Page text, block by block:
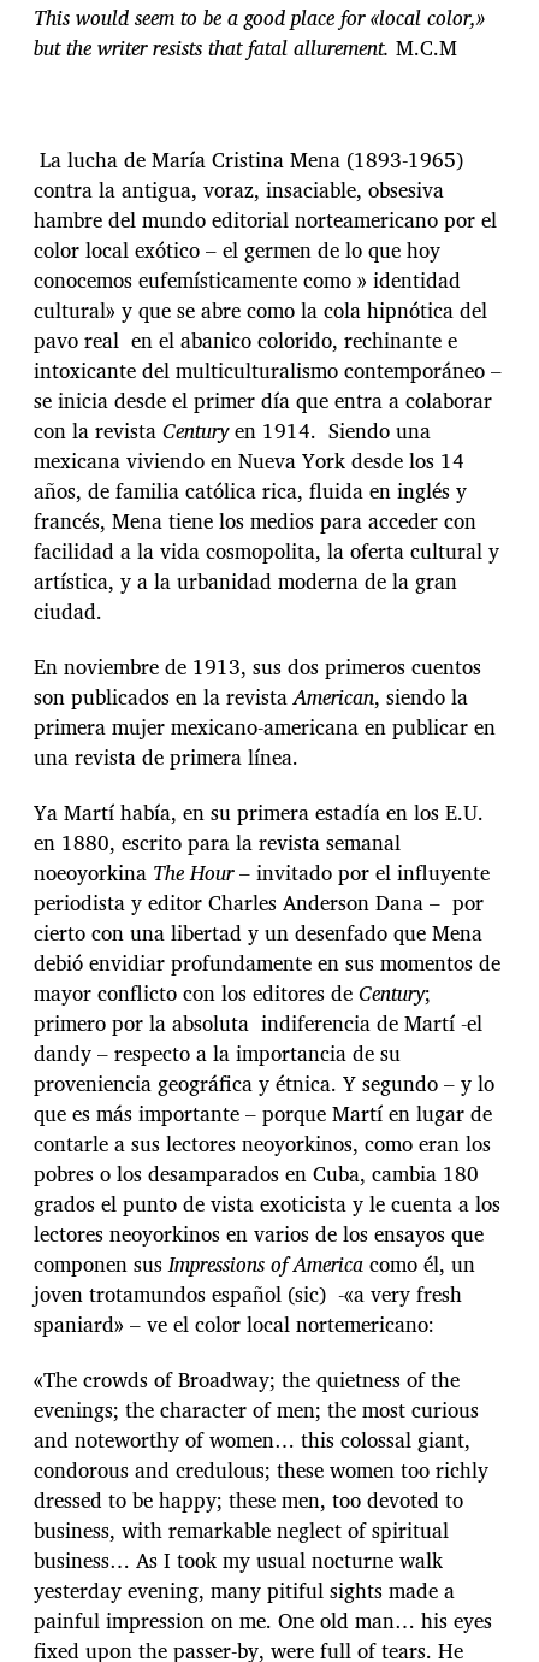
This would seem to be a good place for «local color,»
but the writer resists that fatal allurement. M.C.M
La lucha de María Cristina Mena (1893-1965)
contra la antigua, voraz, insaciable, obsesiva
hambre del mundo editorial norteamericano por el
color local exótico – el germen de lo que hoy
conocemos eufemísticamente como » identidad
cultural» y que se abre como la cola hipnótica del
pavo real en el abanico colorido, rechinante e
intoxicante del multiculturalismo contemporáneo –
se inicia desde el primer día que entra a colaborar
con la revistaCenturyen 1914. Siendo una
mexicana viviendo en Nueva York desde los 14
años, de familia católica rica, fluida en inglés y
francés, Mena tiene los medios para acceder con
facilidad a la vida cosmopolita, la oferta cultural y
artística, y a la urbanidad moderna de la gran
ciudad.
En noviembre de 1913, sus dos primeros cuentos
son publicados en la revistaAmerican, siendo la
primera mujer mexicano-americana en publicar en
una revista de primera línea.
Ya Martí había, en su primera estadía en los E.U.
en 1880, escrito para la revista semanal
noeoyorkina The Hour– invitado por el influyente
periodista y editor Charles Anderson Dana – por
cierto con una libertad y un desenfado que Mena
debió envidiar profundamente en sus momentos de
mayor conflicto con los editores deCentury;
primero por la absoluta indiferencia de Martí -el
dandy – respecto a la importancia de su
proveniencia geográfica y étnica. Y segundo – y lo
que es más importante – porque Martí en lugar de
contarle a sus lectores neoyorkinos, como eran los
pobres o los desamparados en Cuba, cambia 180
grados el punto de vista exoticista y le cuenta a los
lectores neoyorkinos en varios de los ensayos que
componen susImpressions of Americacomo él, un
joven trotamundos español (sic) -«a very fresh
spaniard» – ve el color local nortemericano:
«The crowds of Broadway; the quietness of the
evenings; the character of men; the most curious
and noteworthy of women… this colossal giant,
condorous and credulous; these women too richly
dressed to be happy; these men, too devoted to
business, with remarkable neglect of spiritual
business… As I took my usual nocturne walk
yesterday evening, many pitiful sights made a
painful impression on me. One old man… his eyes
fixed upon the passer-by, were full of tears. He